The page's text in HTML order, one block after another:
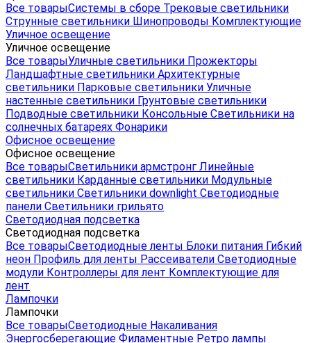
Все товарыСистемы в сборе Трековые светильники
Струнные светильники Шинопроводы Комплектующие
Уличное освещение
Уличное освещение
Все товарыУличные светильники Прожекторы
Ландшафтные светильники Архитектурные
светильники Парковые светильники Уличные
настенные светильники Грунтовые светильники
Подводные светильники Консольные Светильники на
солнечных батареях Фонарики
Офисное освещение
Офисное освещение
Все товарыСветильники армстронг Линейные
светильники Карданные светильники Модульные
светильники Светильники downlight Светодиодные
панели Светильники грильято
Светодиодная подсветка
Светодиодная подсветка
Все товарыСветодиодные ленты Блоки питания Гибкий
неон Профиль для ленты Рассеиватели Светодиодные
модули Контроллеры для лент Комплектующие для
лент
Лампочки
Лампочки
Все товарыСветодиодные Накаливания
Энергосберегающие Филаментные Ретро лампы